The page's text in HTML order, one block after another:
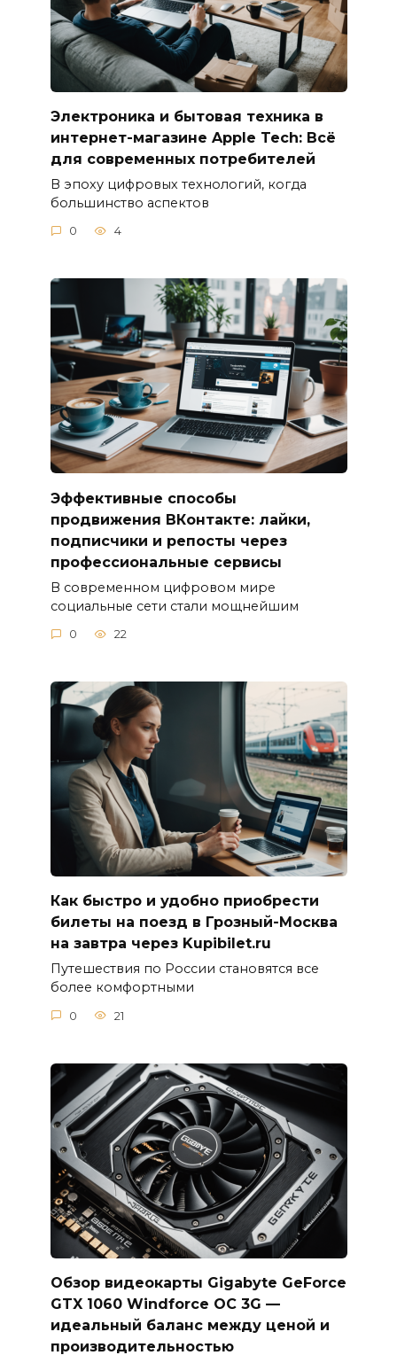
Электроника и бытовая техника в
интернет-магазине Apple Tech: Всё
для современных потребителей
В эпоху цифровых технологий, когда
большинство аспектов
0 4
Эффективные способы
продвижения ВКонтакте: лайки,
подписчики и репосты через
профессиональные сервисы
В современном цифровом мире
социальные сети стали мощнейшим
0 22
Как быстро и удобно приобрести
билеты на поезд в Грозный-Москва
на завтра через Kupibilet.ru
Путешествия по России становятся все
более комфортными
0 21
Обзор видеокарты Gigabyte GeForce
GTX 1060 Windforce OC 3G —
идеальный баланс между ценой и
производительностью